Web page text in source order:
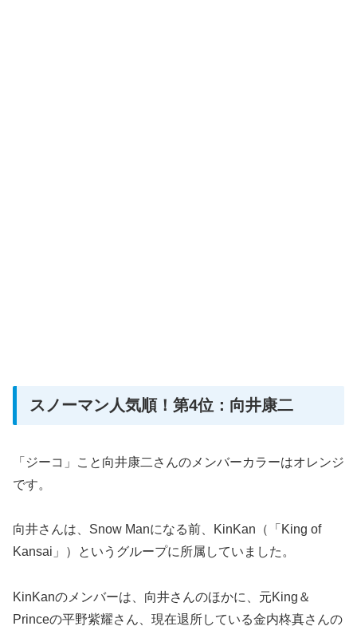
スノーマン人気順！第4位：向井康二
「ジーコ」こと向井康二さんのメンバーカラーはオレンジ
です。
向井さんは、Snow Manになる前、KinKan（「King of
Kansai」）というグループに所属していました。
KinKanのメンバーは、向井さんのほかに、元King＆
Princeの平野紫耀さん、現在退所している金内柊真さんの